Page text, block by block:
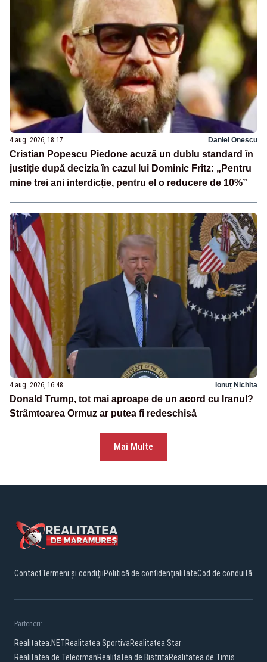
4 aug. 2026, 18:17 Daniel Onescu
Cristian Popescu Piedone acuză un dublu standard în
justiție după decizia în cazul lui Dominic Fritz: „Pentru
mine trei ani interdicție, pentru el o reducere de 10%”
4 aug. 2026, 16:48 Ionuț Nichita
Donald Trump, tot mai aproape de un acord cu Iranul?
Strâmtoarea Ormuz ar putea fi redeschisă
Mai Multe
ContactTermeni și condițiiPolitică de confidențialitateCod de conduită
Parteneri:
Realitatea.NETRealitatea SportivaRealitatea Star
Realitatea de TeleormanRealitatea de BistritaRealitatea de Timis